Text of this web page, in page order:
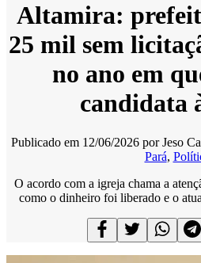
Altamira:
25 mil sem
no ano em
candidata
Publicado em 12/06/2026 porJeso
Pará,
O acordo com a igreja chama a
como o dinheiro foi liberado e o